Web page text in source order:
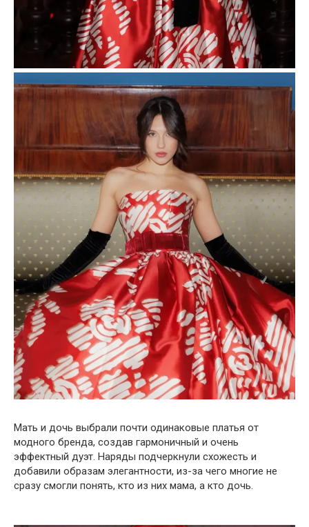
Мать и дочь выбрали почти одинаковые платья от
модного бренда, создав гармоничный и очень
эффектный дуэт. Наряды подчеркнули схожесть и
добавили образам элегантности, из-за чего многие не
сразу смогли понять, кто из них мама, а кто дочь.